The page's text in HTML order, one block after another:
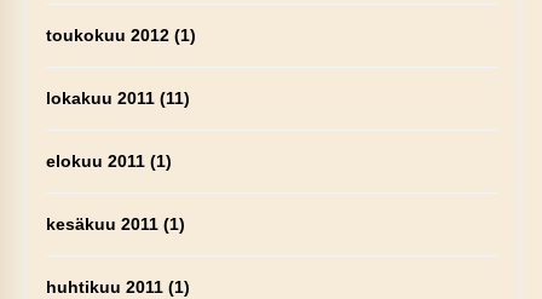
toukokuu 2012(1)
lokakuu 2011(11)
elokuu 2011(1)
kesäkuu 2011(1)
huhtikuu 2011(1)